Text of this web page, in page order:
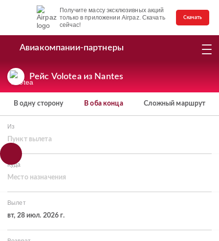
Получите массу эксклюзивных акций
только в приложении Airpaz. Скачать
сейчас!
Скачать
Авиакомпании-партнеры
Рейс Volotea из Nantes
В одну сторону В оба конца Сложный маршрут
Из
Пункт вылета
Куда
Место назначения
Вылет
вт, 28 июл. 2026 г.